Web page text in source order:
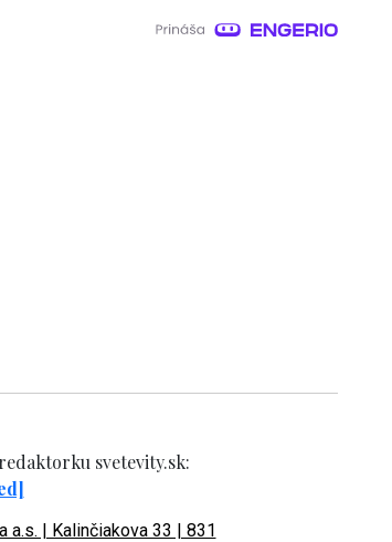
svetevity.sk:
a.s. | Kalinčiakova 33 | 831